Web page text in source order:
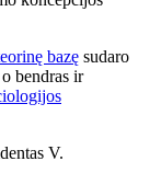
bazę sudaro
bendras ir
V.